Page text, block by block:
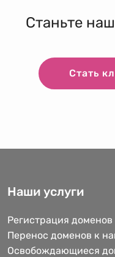
Станьте
Стать
Наши услуги
Регистрация доменов
Перенос доменов к
Освобождающиеся